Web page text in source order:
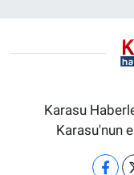
Karasu
Karasu'nun